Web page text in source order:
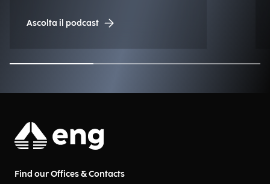
Ascolta il podcast
Find our Offices & Contacts